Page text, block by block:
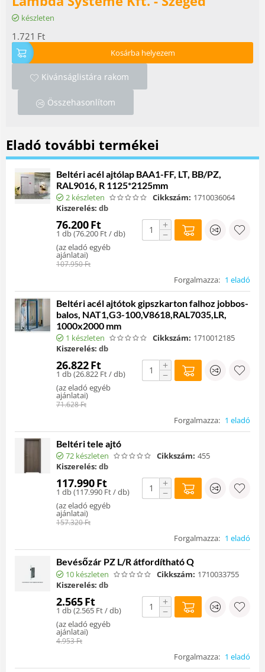
készleten
1.721 Ft
Kosárba helyezem
Kivánságlistára rakom
Összehasonlítom
Eladó további termékei
Beltéri acél ajtólap BAA1-FF, LT, BB/PZ,
RAL9016, R 1125*2125mm
2 készleten Cikkszám: 1710036064
Kiszerelés: db
76.200Ft
1 db (76.200 Ft/ db)
(az eladó egyéb
ajánlatai)
107.950Ft
+
−
Forgalmazza: 1 eladó
Beltéri acél ajtótok gipszkarton falhoz jobbos-
balos, NAT1,G3-100,V8618,RAL7035,LR,
1000x2000 mm
1 készleten Cikkszám: 1710012185
Kiszerelés: db
26.822Ft
1 db (26.822 Ft/ db)
(az eladó egyéb
ajánlatai)
71.628Ft
+
−
Forgalmazza: 1 eladó
Beltéri tele ajtó
72 készleten Cikkszám: 455
Kiszerelés: db
117.990Ft
1 db (117.990 Ft/ db)
(az eladó egyéb
ajánlatai)
157.320Ft
+
−
Forgalmazza: 1 eladó
Bevésőzár PZ L/R átfordítható Q
10 készleten Cikkszám: 1710033755
Kiszerelés: db
2.565Ft
1 db (2.565 Ft/ db)
(az eladó egyéb
ajánlatai)
4.953Ft
+
−
Forgalmazza: 1 eladó